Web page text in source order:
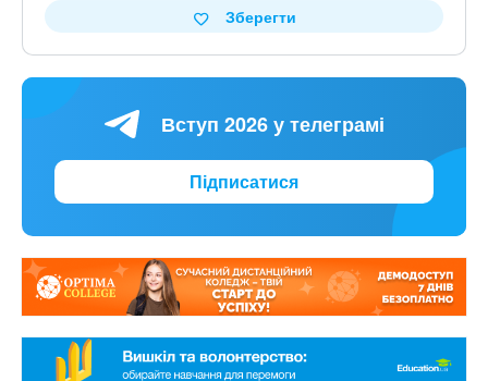
Зберегти
Вступ 2026 у телеграмі
Підписатися